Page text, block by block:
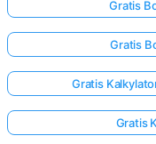
Gratis
Gratis
Gratis
Gratis